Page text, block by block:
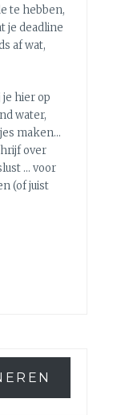
te hebben,
je deadline
af wat,
je hier op
water,
maken…
over
… voor
(of juist